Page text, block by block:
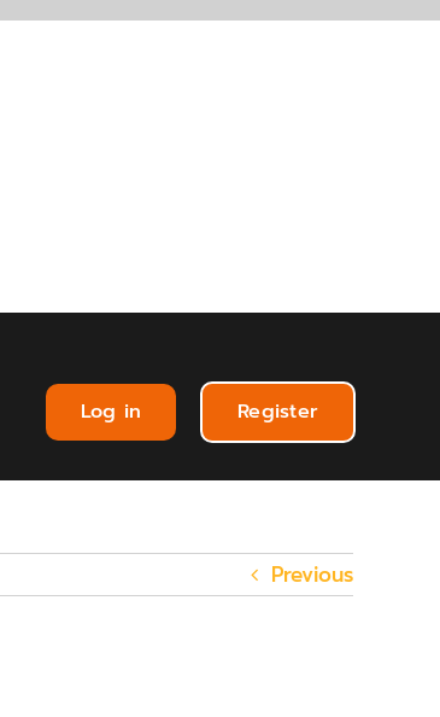
Log in Register
Previous